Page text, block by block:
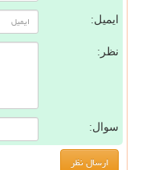
ایمیل:
نظر:
سوال: